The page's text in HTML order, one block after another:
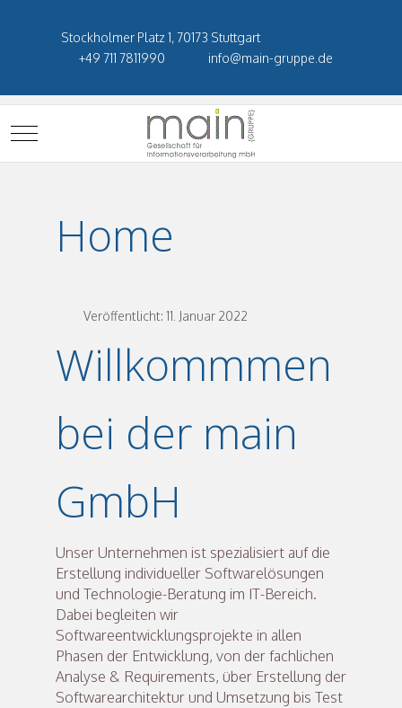
Stockholmer Platz 1, 70173 Stuttgart
+49 711 7811990
info@main-gruppe.de
Mobile Menu Toggle
Home
Veröffentlicht: 11. Januar 2022
Willkommmen
bei der main
GmbH
Unser Unternehmen ist spezialisiert auf die
Erstellung individueller Softwarelösungen
und Technologie-Beratung im IT-Bereich.
Dabei begleiten wir
Softwareentwicklungsprojekte in allen
Phasen der Entwicklung, von der fachlichen
Analyse & Requirements, über Erstellung der
Softwarearchitektur und Umsetzung bis Test